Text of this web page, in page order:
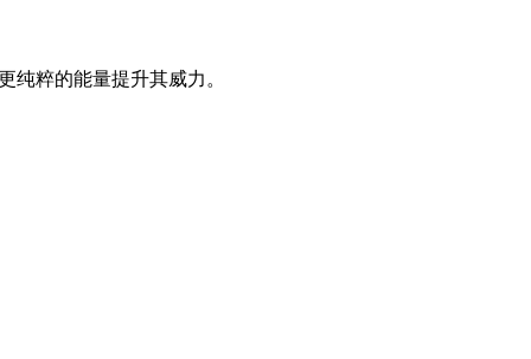
纯粹的能量提升其威力。